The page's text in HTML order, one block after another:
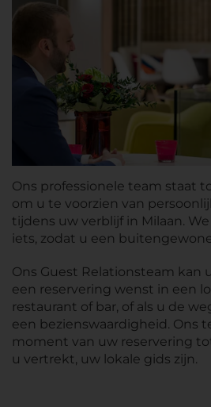
Ons professionele team staat
om u te voorzien van
tijdens uw verblijf in Milaan.
iets, zodat u een
Ons Guest Relationsteam kan
een reservering wenst in een
restaurant of bar, of als u de
een bezienswaardigheid. Ons
moment van uw reservering
u vertrekt, uw lokale gids zijn.